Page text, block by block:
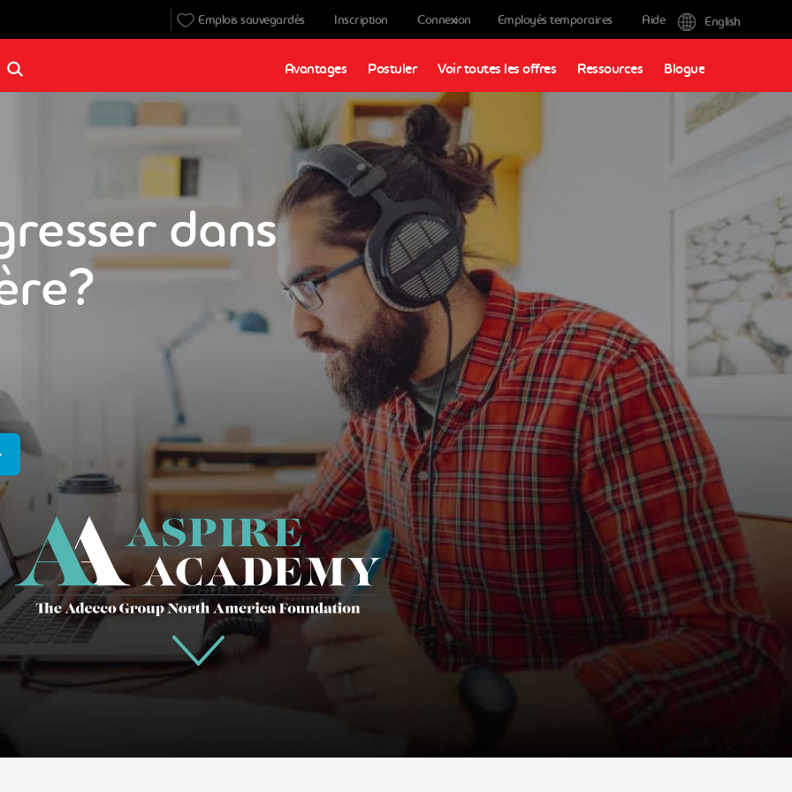
Emplois sauvegardés Inscription Connexion Employés temporaires Aide English
Avantages Postuler Voir toutes les offres Ressources Blogue
dans